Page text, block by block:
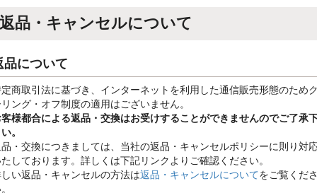
返品・キャンセルについて
品について
商取引法に基づき、インターネットを利用した通信販売形態のため
ング・オフ制度の適用はございません。
様都合による返品・交換はお受けすることができませんのでご了承
。
・交換につきましては、当社の返品・キャンセルポリシーに則り対
しております。詳しくは下記リンクよりご確認ください。
い返品・キャンセルの方法は返品・キャンセルについてをご覧くだ